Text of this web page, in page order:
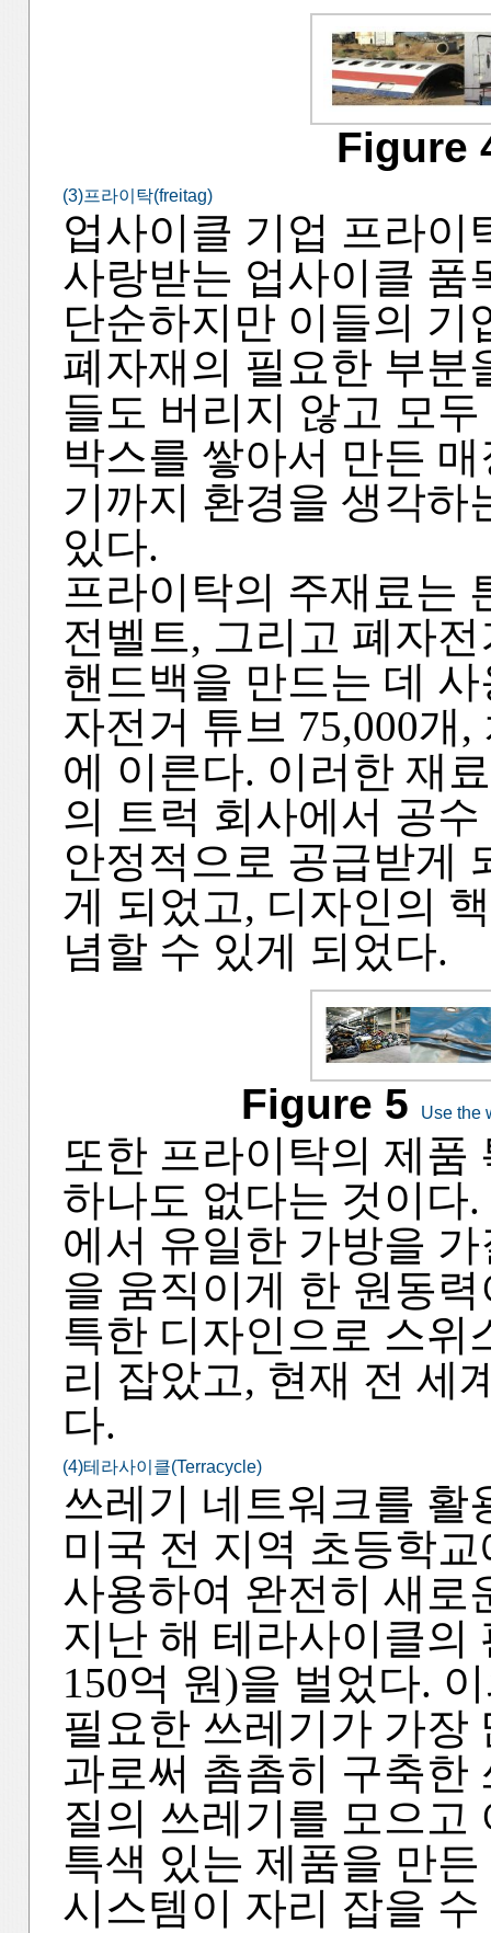
Figure
(3)프라이탁(freitag)
업사이클 기업 프라이
사랑받는 업사이클 품
단순하지만 이들의 기
폐자재의 필요한 부분
들도 버리지 않고 모
박스를 쌓아서 만든
기까지 환경을 생각하
있다.
프라이탁의 주재료는
전벨트, 그리고 폐자
핸드백을 만드는 데
자전거 튜브 75,000개
에 이른다. 이러한 재
의 트럭 회사에서 공
안정적으로 공급받게
게 되었고, 디자인의
념할 수 있게 되었다.
Figure 5 Use the
또한 프라이탁의 제품
하나도 없다는 것이다
에서 유일한 가방을
을 움직이게 한 원동
특한 디자인으로 스위
리 잡았고, 현재 전 세
다.
(4)테라사이클(Terracycle)
쓰레기 네트워크를 활
미국 전 지역 초등학
사용하여 완전히 새로
지난 해 테라사이클의
150억 원)을 벌었다.
필요한 쓰레기가 가장
과로써 촘촘히 구축한
질의 쓰레기를 모으고
특색 있는 제품을 만
시스템이 자리 잡을